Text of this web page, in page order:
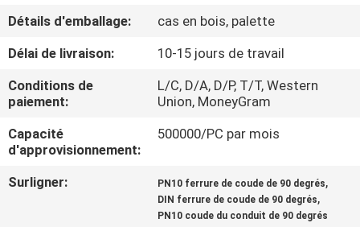
VISITE
D'USINE
CONTRÔLE
LA
Détails d'emballage:
cas en bois, palette
Délai de livraison:
10-15 jours de travail
Conditions de
paiement:
L/C, D/A, D/P, T/T, Western
Union, MoneyGram
Capacité
d'approvisionnement:
500000/PC par mois
Surligner: PN10 ferrure de coude de 90 degrés,
DIN ferrure de coude de 90 degrés,
PN10 coude du conduit de 90 degrés